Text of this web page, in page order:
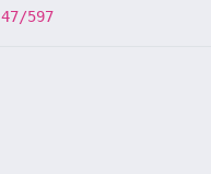
47/597